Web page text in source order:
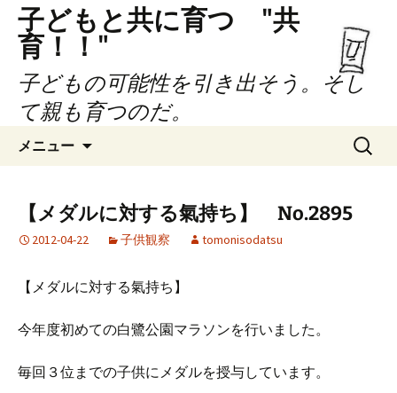
子どもと共に育つ "共
育！！"
子どもの可能性を引き出そう。そし
て親も育つのだ。
メニュー
ツ
キ
プ
検
索:
【メダルに対する氣持ち】 No.2895
2012-04-22 子供観察 tomonisodatsu
【メダルに対する氣持ち】
今年度初めての白鷺公園マラソンを行いました。
毎回３位までの子供にメダルを授与しています。